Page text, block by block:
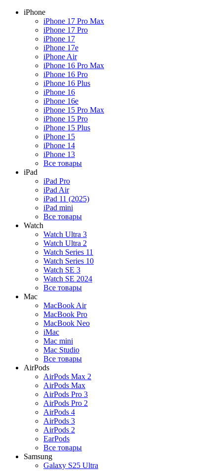
iPhone
iPhone 17 Pro Max
iPhone 17 Pro
iPhone 17
iPhone 17e
iPhone Air
iPhone 16 Pro Max
iPhone 16 Pro
iPhone 16 Plus
iPhone 16
iPhone 16e
iPhone 15 Pro Max
iPhone 15 Pro
iPhone 15 Plus
iPhone 15
iPhone 14
iPhone 13
Все товары
iPad
iPad Pro
iPad Air
iPad 11 (2025)
iPad mini
Все товары
Watch
Watch Ultra 3
Watch Ultra 2
Watch Series 11
Watch Series 10
Watch SE 3
Watch SE 2024
Все товары
Mac
MacBook Air
MacBook Pro
MacBook Neo
iMac
Mac mini
Mac Studio
Все товары
AirPods
AirPods Max 2
AirPods Max
AirPods Pro 3
AirPods Pro 2
AirPods 4
AirPods 3
AirPods 2
EarPods
Все товары
Samsung
Galaxy S25 Ultra